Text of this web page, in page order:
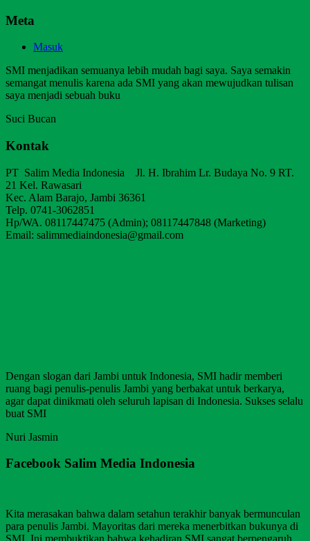
Meta
Masuk
SMI menjadikan semuanya lebih mudah bagi saya. Saya semakin
semangat menulis karena ada SMI yang akan mewujudkan tulisan
saya menjadi sebuah buku
Suci Bucan
Kontak
PT Salim Media Indonesia Jl. H. Ibrahim Lr. Budaya No. 9 RT.
21 Kel. Rawasari
Kec. Alam Barajo, Jambi 36361
Telp. 0741-3062851
Hp/WA. 08117447475 (Admin); 08117447848 (Marketing)
Email: salimmediaindonesia@gmail.com
Dengan slogan dari Jambi untuk Indonesia, SMI hadir memberi
ruang bagi penulis-penulis Jambi yang berbakat untuk berkarya,
agar dapat dinikmati oleh seluruh lapisan di Indonesia. Sukses selalu
buat SMI
Nuri Jasmin
Facebook Salim Media Indonesia
Kita merasakan bahwa dalam setahun terakhir banyak bermunculan
para penulis Jambi. Mayoritas dari mereka menerbitkan bukunya di